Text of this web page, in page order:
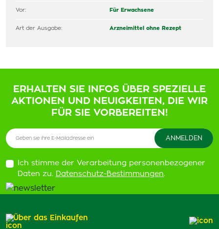
Vor: Für Erwachsene
Art der Ausgabe: Arzneimittel ohne Rezept
ERHALTEN SIE INFOS ÜBER SPEZIELLE
AKTIONEN UND NEUIGKEITEN, DIE WIR
FÜR SIE VORBEREITEN!
Ich stimme der Verarbeitung personenbezogener
Daten zu. Datenschutz-Bestimmungen.
Über das Einkaufen